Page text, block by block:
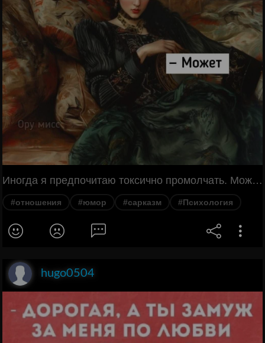
Иногда я предпочитаю токсично промолчать. Может тактично? Может.
#отношения #юмор #сарказм #Психология
hugo0504